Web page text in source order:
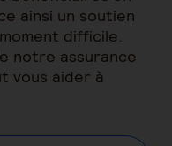
ainsi un soutien
difficile.
notre assurance
vous aider à